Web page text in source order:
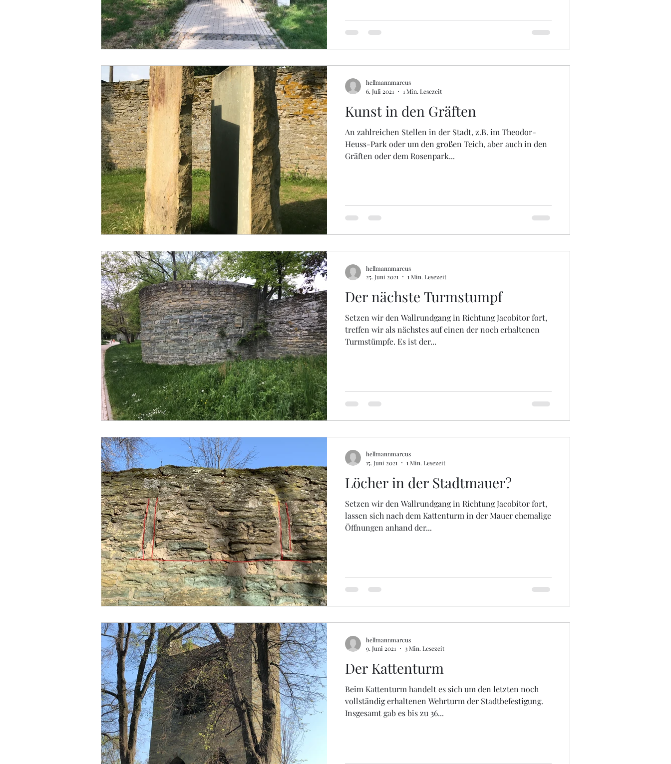
Kunst in den Gräften
An zahlreichen Stellen in der Stadt, z.B. im Theodor-
Heuss-Park oder um den großen Teich, aber auch in den
Gräften oder dem Rosenpark...
hellmannmarcus
6. Juli 2021
1 Min. Lesezeit
Der nächste Turmstumpf
Setzen wir den Wallrundgang in Richtung Jacobitor fort,
treffen wir als nächstes auf einen der noch erhaltenen
Turmstümpfe. Es ist der...
hellmannmarcus
25. Juni 2021
1 Min. Lesezeit
Löcher in der Stadtmauer?
Setzen wir den Wallrundgang in Richtung Jacobitor fort,
lassen sich nach dem Kattenturm in der Mauer ehemalige
Öffnungen anhand der...
hellmannmarcus
15. Juni 2021
1 Min. Lesezeit
Der Kattenturm
Beim Kattenturm handelt es sich um den letzten noch
vollständig erhaltenen Wehrturm der Stadtbefestigung.
Insgesamt gab es bis zu 36...
hellmannmarcus
9. Juni 2021
3 Min. Lesezeit